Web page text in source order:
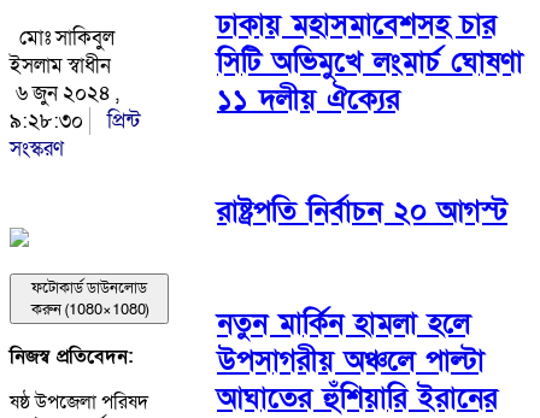
মোঃ সাকিবুল
ইসলাম স্বাধীন
৬ জুন ২০২৪ ,
৯:২৮:৩০
প্রিন্ট
সংস্করণ
ফটোকার্ড ডাউনলোড
করুন (1080×1080)
নিজস্ব প্রতিবেদন:
ষষ্ঠ উপজেলা পরিষদ
ঢাকায় মহাসমাবেশসহ চার
সিটি অভিমুখে লংমার্চ ঘোষণা
১১ দলীয় ঐক্যের
রাষ্ট্রপতি নির্বাচন ২০ আগস্ট
নতুন মার্কিন হামলা হলে
উপসাগরীয় অঞ্চলে পাল্টা
আঘাতের হুঁশিয়ারি ইরানের